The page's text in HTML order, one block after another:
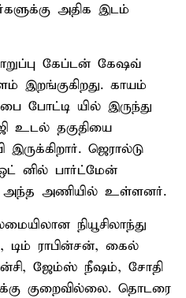
அதிக இடம்
கேப்டன் கேஷவ்
இறங்குகிறது. காயம்
போட்டி யில் இருந்து
உடல் தகுதியை
இருக்கிறார். ஜெரால்டு
னில் பார்ட்மேன்
அந்த அணியில் உள்ளனர்.
நியூசிலாந்து
டிம் ராபின்சன், கைல்
ஜேம்ஸ் நீஷம், சோதி
குறைவில்லை. தொடரை